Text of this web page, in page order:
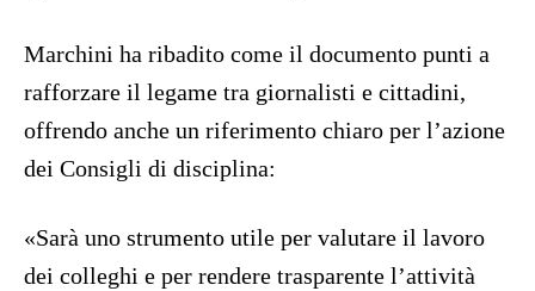
Marchini ha ribadito come il documento punti a
rafforzare il legame tra giornalisti e cittadini,
offrendo anche un riferimento chiaro per l’azione
dei Consigli di disciplina:
«Sarà uno strumento utile per valutare il lavoro
dei colleghi e per rendere trasparente l’attività